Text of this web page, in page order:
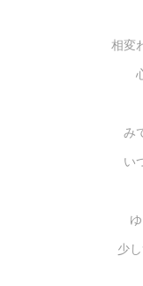
相変
み
い
少